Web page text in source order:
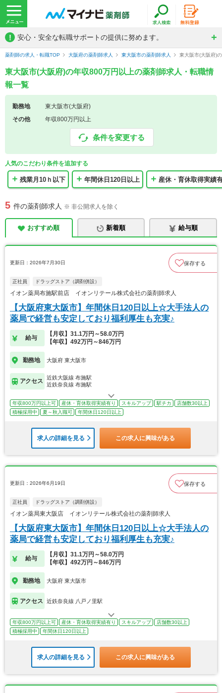
! 安心・安全な転職サポートの提供に努めます。
薬剤師の求人・転職TOP 大阪府の薬剤師求人 東大阪市の薬剤師求人 東大阪市(大阪府)
東大阪市(大阪府)の年収800万円以上の薬剤師求人・転職情
報一覧
勤務地
東大阪市(大阪府)
その他
年収800万円以上
条件を変更する
人気のこだわり条件を追加する
残業月10ｈ以下 年間休日120日以上 産休・育休取得実績
5 件の薬剤師求人 ※ 非公開求人を除く
おすすめ順 新着順 給与順
更新日：2026年7月30日 保存する
正社員 ドラッグストア（調剤併設）
イオン薬局布施駅前店 イオンリテール株式会社の薬剤師求人
【大阪府東大阪市】年間休日120日以上☆大手法人の
薬局で経営も安定しており福利厚生も充実♪
給与
【月収】31.1万円～58.0万円
【年収】492万円～846万円
勤務地 大阪府 東大阪市
アクセス
近鉄大阪線 布施駅
近鉄奈良線 布施駅
年収800万円以上可 産休・育休取得実績有り スキルアップ 駅チカ
店舗数30以上
積極採用中
夏～秋入職可 年間休日120日以上
求人の詳細を見る この求人に興味がある
更新日：2026年6月19日 保存する
正社員 ドラッグストア（調剤併設）
イオン薬局東大阪店 イオンリテール株式会社の薬剤師求人
【大阪府東大阪市】年間休日120日以上☆大手法人の
薬局で経営も安定しており福利厚生も充実♪
給与
【月収】31.1万円～58.0万円
【年収】492万円～846万円
勤務地 大阪府 東大阪市
アクセス 近鉄奈良線 八戸ノ里駅
年収800万円以上可 産休・育休取得実績有り スキルアップ
店舗数30以上
積極採用中
年間休日120日以上
求人の詳細を見る この求人に興味がある